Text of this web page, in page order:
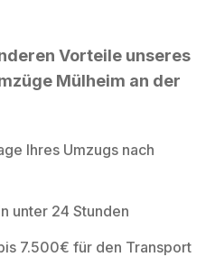
Vorteile unseres
Mülheim an der
Ihres Umzugs nach
unter 24 Stunden
7.500€ für den Transport